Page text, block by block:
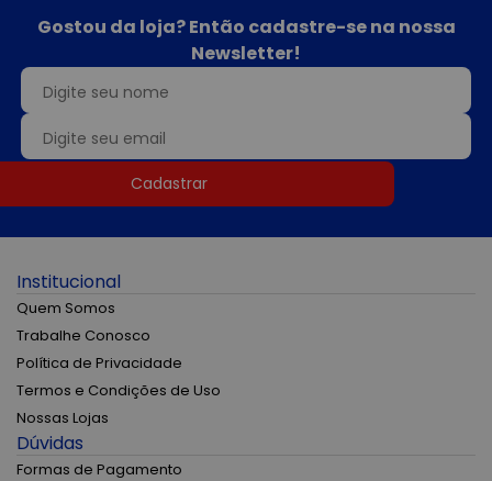
Gostou da loja? Então cadastre-se na nossa
Newsletter!
Cadastrar
Institucional
Quem Somos
Trabalhe Conosco
Política de Privacidade
Termos e Condições de Uso
Nossas Lojas
Dúvidas
Formas de Pagamento